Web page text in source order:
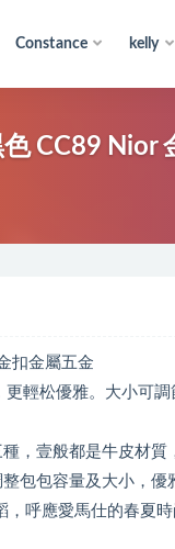
Constance kelly
CC89 Nior
扣金屬五金
輕松優雅。大小可
，壹般都是牛皮材
包包容量及大小，
呼應愛馬仕的春夏時